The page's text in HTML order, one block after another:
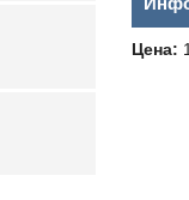
Цена: